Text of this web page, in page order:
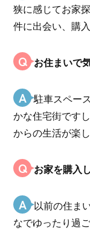
狭に感じてお家
件に出会い、購
Q お住まいで
A 駐車スペー
かな住宅街です
からの生活が楽
Q お家を購入
A 以前の住ま
なでゆったり過